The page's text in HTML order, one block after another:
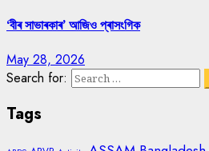
‘বীৰ সাভাৰকাৰ’ আজিও প্ৰাসংগিক
May 28, 2026
Search for:
Tags